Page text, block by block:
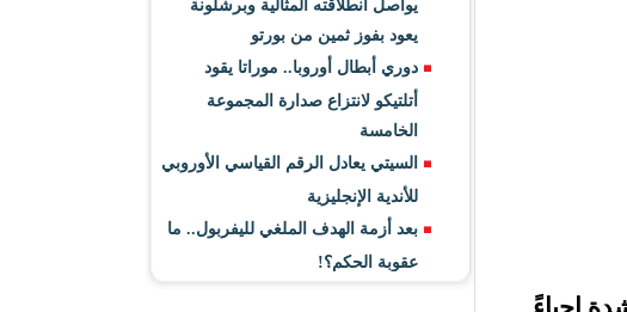
يواصل انطلاقته المثالية وبرشلونة
يعود بفوز ثمين من بورتو
دوري أبطال أوروبا.. موراتا يقود
أتلتيكو لانتزاع صدارة المجموعة
الخامسة
السيتي يعادل الرقم القياسي الأوروبي
للأندية الإنجليزية
بعد أزمة الهدف الملغي لليفربول.. ما
عقوبة الحكم؟!